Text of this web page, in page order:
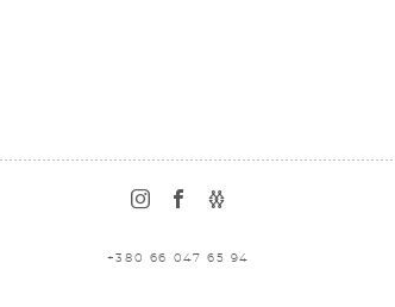
+380 66 047 65 94